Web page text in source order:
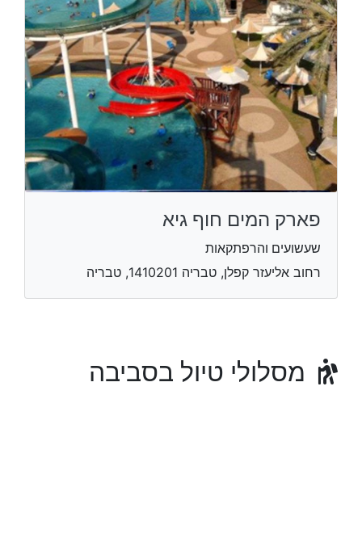
פארק המים חוף גיא
שעשועים והרפתקאות
רחוב אליעזר קפלן, טבריה 1410201, טבריה
מסלולי טיול בסביבה